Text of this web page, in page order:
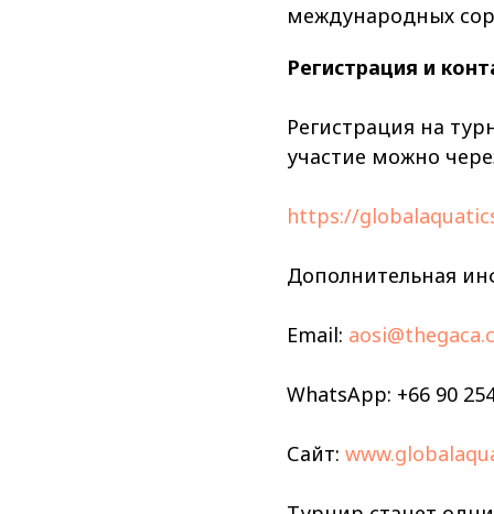
международных
Регистрация и
Регистрация на
участие можно
https://
Дополнительная
Email:
WhatsApp: +66 90
Сайт: